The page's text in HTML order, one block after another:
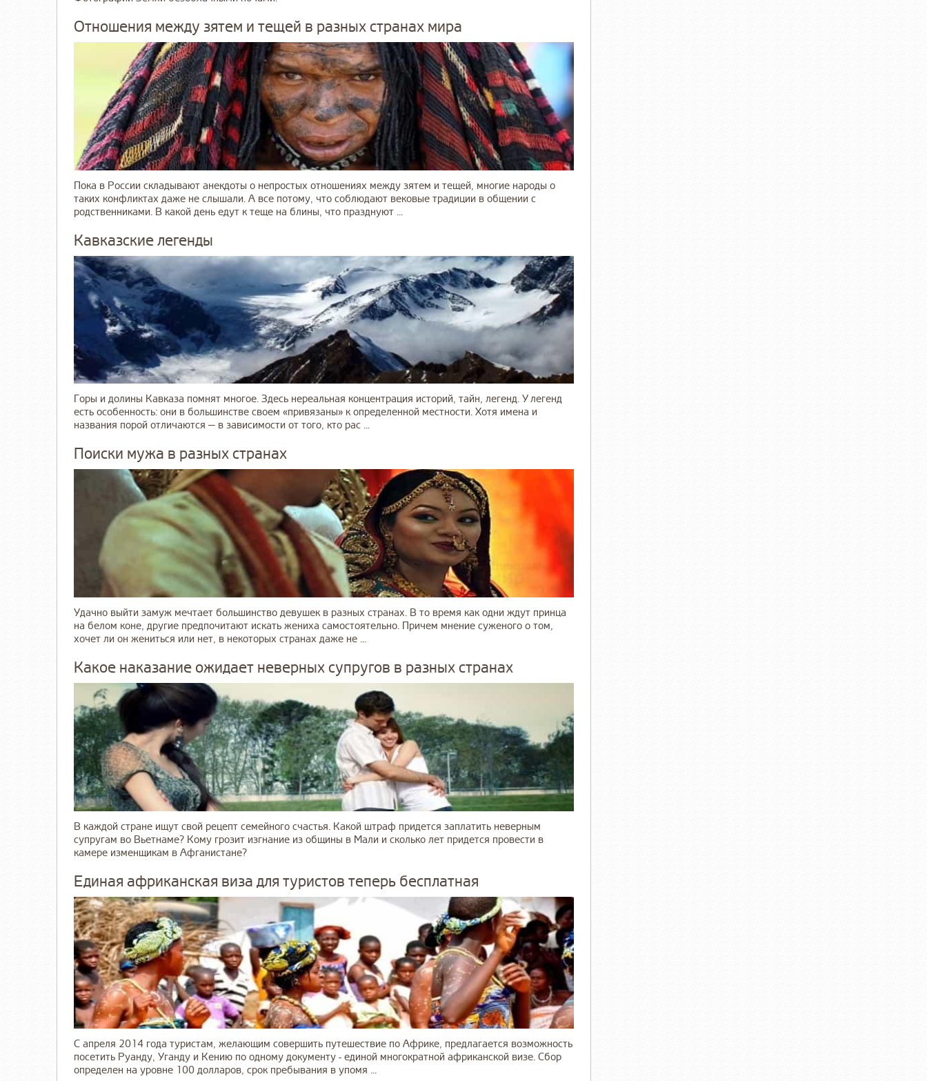
Отношения между зятем и тещей в разных странах мира
Пока в России складывают анекдоты о непростых отношениях между зятем и тещей, многие народы о
таких конфликтах даже не слышали. А все потому, что соблюдают вековые традиции в общении с
родственниками. В какой день едут к теще на блины, что празднуют ...
Кавказские легенды
Горы и долины Кавказа помнят многое. Здесь нереальная концентрация историй, тайн, легенд. У легенд
есть особенность: они в большинстве своем «привязаны» к определенной местности. Хотя имена и
названия порой отличаются — в зависимости от того, кто рас ...
Поиски мужа в разных странах
Удачно выйти замуж мечтает большинство девушек в разных странах. В то время как одни ждут принца
на белом коне, другие предпочитают искать жениха самостоятельно. Причем мнение суженого о том,
хочет ли он жениться или нет, в некоторых странах даже не ...
Какое наказание ожидает неверных супругов в разных странах
В каждой стране ищут свой рецепт семейного счастья. Какой штраф придется заплатить неверным
супругам во Вьетнаме? Кому грозит изгнание из общины в Мали и сколько лет придется провести в
камере изменщикам в Афганистане?
Единая африканская виза для туристов теперь бесплатная
С апреля 2014 года туристам, желающим совершить путешествие по Африке, предлагается возможность
посетить Руанду, Уганду и Кению по одному документу - единой многократной африканской визе. Сбор
определен на уровне 100 долларов, срок пребывания в упомя ...